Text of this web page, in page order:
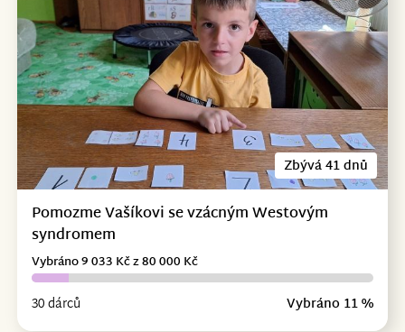
Zbývá 41 dnů
Pomozme Vašíkovi se vzácným Westovým
syndromem
30 dárců Vybráno 11 %
Vybráno 9 033 Kč z 80 000 Kč